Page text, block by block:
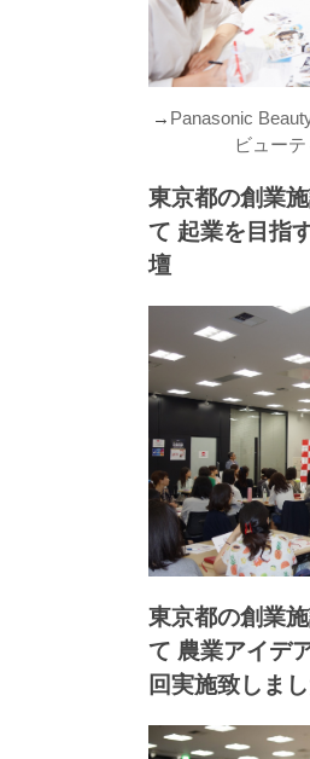
→ Panasonic
ビュー
東京都の創業
て 起業を目指
壇
東京都の創業
て 農業アイデ
回実施致しまし